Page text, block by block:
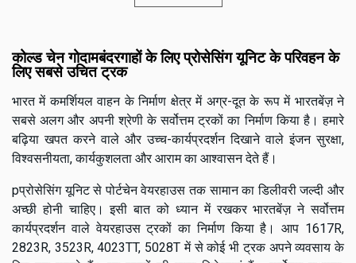
कोल्ड चेन गोदामबंदरगाहों के लिए प्रोसेसिंग यूनिट के परिवहन के
लिए सबसे उचित ट्रक
भारत में कमर्शियल वाहन के निर्माण क्षेत्र में अग्र-दूत के रूप में भारतबेंज़ ने
सबसे अलग और अपनी श्रेणी के सर्वोत्तम ट्रकों का निर्माण किया है। हमारे
बढ़िया खपत करने वाले और उच्च-कार्यप्रदर्शन दिखाने वाले इंजन सुरक्षा,
विश्वसनीयता, कार्यकुशलता और आराम का आश्वासन देते हैं।
pप्रोसेसिंग यूनिट से पोर्टचेन वेयरहाउस तक सामान का डिलीवरी जल्दी और
अच्छी होनी चाहिए। इसी बात को ध्यान में रखकर भारतबेंज़ ने सर्वोत्तम
कार्यप्रदर्शन वाले वेयरहाउस ट्रकों का निर्माण किया है। आप 1617R,
2823R, 3523R, 4023TT, 5028T में से कोई भी ट्रक अपने व्यवसाय के